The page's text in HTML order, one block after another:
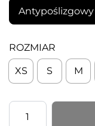
Antypoślizgowy
ROZMIAR
XS S M